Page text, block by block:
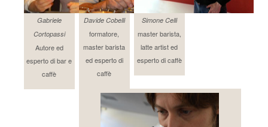
Gabriele
Cortopassi
Autore ed
esperto di bar e
caffè
Davide Cobelli
formatore,
master barista
ed esperto di
caffè
Simone Celli
master barista,
latte artist ed
esperto di caffè